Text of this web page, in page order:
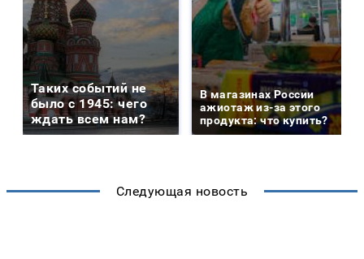
Таких событий не
было с 1945: чего
ждать всем нам?
В магазинах России
ажиотаж из-за этого
продукта: что купить?
Следующая новость